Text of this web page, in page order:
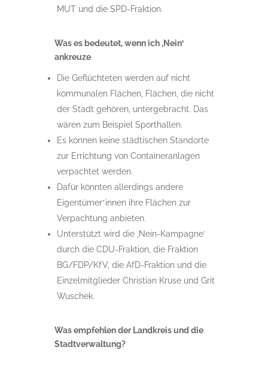
MUT und die SPD-Fraktion.
Was es bedeutet, wenn ich ,Nein‘
ankreuze
Die Geflüchteten werden auf nicht
kommunalen Flächen, Flächen, die nicht
der Stadt gehören, untergebracht. Das
wären zum Beispiel Sporthallen.
Es können keine städtischen Standorte
zur Errichtung von Containeranlagen
verpachtet werden.
Dafür könnten allerdings andere
Eigentümer*innen ihre Flächen zur
Verpachtung anbieten.
Unterstützt wird die ,Nein-Kampagne‘
durch die CDU-Fraktion, die Fraktion
BG/FDP/KfV, die AfD-Fraktion und die
Einzelmitglieder Christian Kruse und Grit
Wuschek.
Was empfehlen der Landkreis und die
Stadtverwaltung?